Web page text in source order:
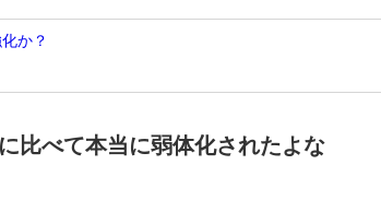
か？
比べて本当に弱体化されたよな